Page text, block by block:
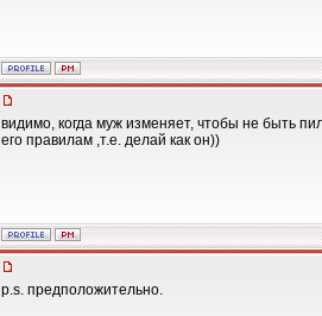
видимо, когда муж изменяет, чтобы не быть
его правилам ,т.е. делай как он))
p.s. предположительно.